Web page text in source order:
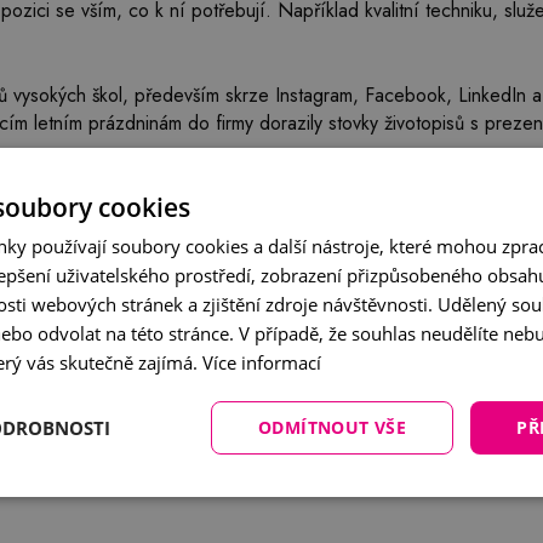
se vším, co k ní potřebují. Například kvalitní techniku,
škol, především skrze Instagram, Facebook, LinkedIn
letním prázdninám do firmy dorazily stovky životopisů s
lepším pochopení toho, co je pro mladé uchazeče opravdu
o 25 %.
získala mimo Grand Prix ještě čtyři první místa, jedno
také Effectix.com a LCF New Media. Mezi nejúspěšnější
celkem 4 ocenění. Kompletní výsledky najdete přímo na
cookies
používají soubory cookies a další nástroje, které mohou
uživatelského prostředí, zobrazení přizpůsobeného
webových stránek a zjištění zdroje návštěvnosti. Udělený
odvolat na této stránce. V případě, že souhlas neudělíte
vás skutečně zajímá. Více informací
ODMÍTNOUT VŠE